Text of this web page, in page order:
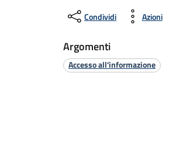
Condividi Azioni
Argomenti
Accesso all'informazione